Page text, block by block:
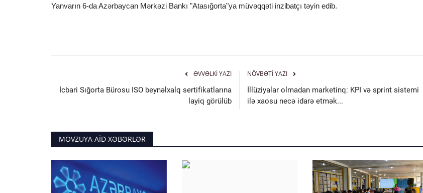
Yanvarın 6-da Azərbaycan Mərkəzi Bankı "Atasığorta"ya müvəqqəti inzibatçı təyin edib.
ƏVVƏLKI YAZI
İcbari Sığorta Bürosu ISO beynəlxalq sertifikatlarına
layiq görülüb
NÖVBƏTI YAZI
İllüziyalar olmadan marketinq: KPI və sprint sistemi
ilə xaosu necə idarə etmək...
MÖVZUYA AID XƏBƏRLƏR